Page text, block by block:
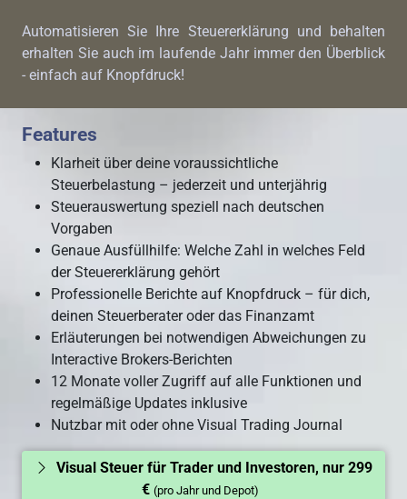
Automatisieren Sie Ihre Steuererklärung und behalten
erhalten Sie auch im laufende Jahr immer den Überblick
- einfach auf Knopfdruck!
Features
Klarheit über deine voraussichtliche
Steuerbelastung – jederzeit und unterjährig
Steuerauswertung speziell nach deutschen
Vorgaben
Genaue Ausfüllhilfe: Welche Zahl in welches Feld
der Steuererklärung gehört
Professionelle Berichte auf Knopfdruck – für dich,
deinen Steuerberater oder das Finanzamt
Erläuterungen bei notwendigen Abweichungen zu
Interactive Brokers-Berichten
12 Monate voller Zugriff auf alle Funktionen und
regelmäßige Updates inklusive
Nutzbar mit oder ohne Visual Trading Journal
Visual Steuer für Trader und Investoren, nur 299
€ (pro Jahr und Depot)